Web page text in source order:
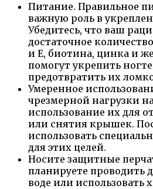
Питание. Правильное
важную роль в
Убедитесь, что ваш
достаточное
и Е, биотина, цинка и
помогут укрепить
предотвратить их
Умеренное
чрезмерной нагрузки
использование их для
или снятия крышек.
использовать
для этих целей.
Носите защитные
планируете проводить
воде или использовать